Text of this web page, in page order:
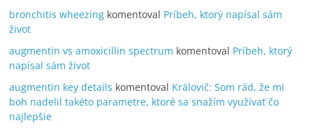
bronchitis wheezing komentoval Príbeh, ktorý napísal sám
život
augmentin vs amoxicillin spectrum komentoval Príbeh, ktorý
napísal sám život
augmentin key details komentoval Královič: Som rád, že mi
boh nadelil takéto parametre, ktoré sa snažím využívať čo
najlepšie